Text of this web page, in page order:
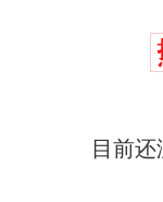
目前